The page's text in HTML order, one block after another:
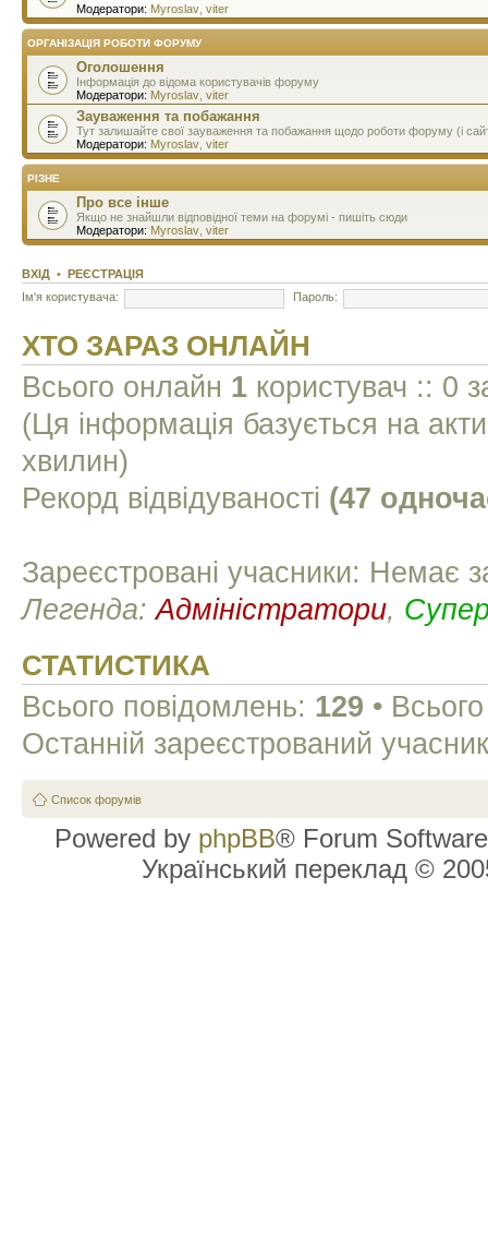
Модератори: Myroslav viter
ОРГАНІЗАЦІЯ РОБОТИ ФОРУМУ
Оголошення
Інформація до відома користувачів форуму
Модератори: Myroslav viter
Зауваження та побажання
Тут залишайте свої зауваження та побажання щодо роботи форуму (і
Модератори: Myroslav viter
РІЗНЕ
Про все інше
Якщо не знайшли відповідної теми на форумі - пишіть сюди
Модератори: Myroslav viter
ВХІД • РЕЄСТРАЦІЯ
Ім'я користувача:
Пароль:
ХТО ЗАРАЗ ОНЛАЙН
Всього онлайн 1 користувач :: 0
(Ця інформація базується на
хвилин)
Рекорд відвідуваності (47
Зареєстровані учасники: Немає
Легенда:Адміністратори,
СТАТИСТИКА
Всього повідомлень: 129 •
Останній зареєстрований
Список форумів
Powered by phpBB® Forum
Український переклад ©